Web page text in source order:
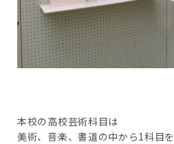
本校の高校芸術科目は
美術、音楽、書道の中から1科目を